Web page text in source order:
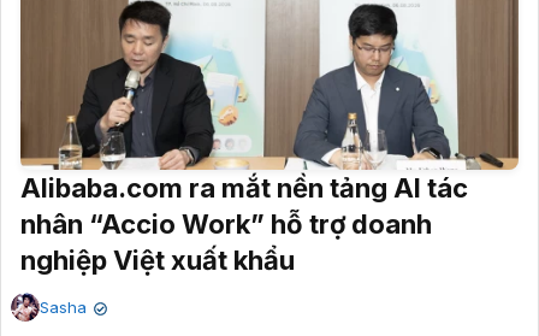
Alibaba.com ra mắt nền tảng AI tác
nhân “Accio Work” hỗ trợ doanh
nghiệp Việt xuất khẩu
Sasha ✔